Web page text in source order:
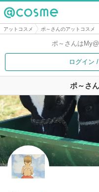
@cosme
アットコスメ ポ～さんのアットコスメ
ポ～さんは
ログイン
ポ～さ